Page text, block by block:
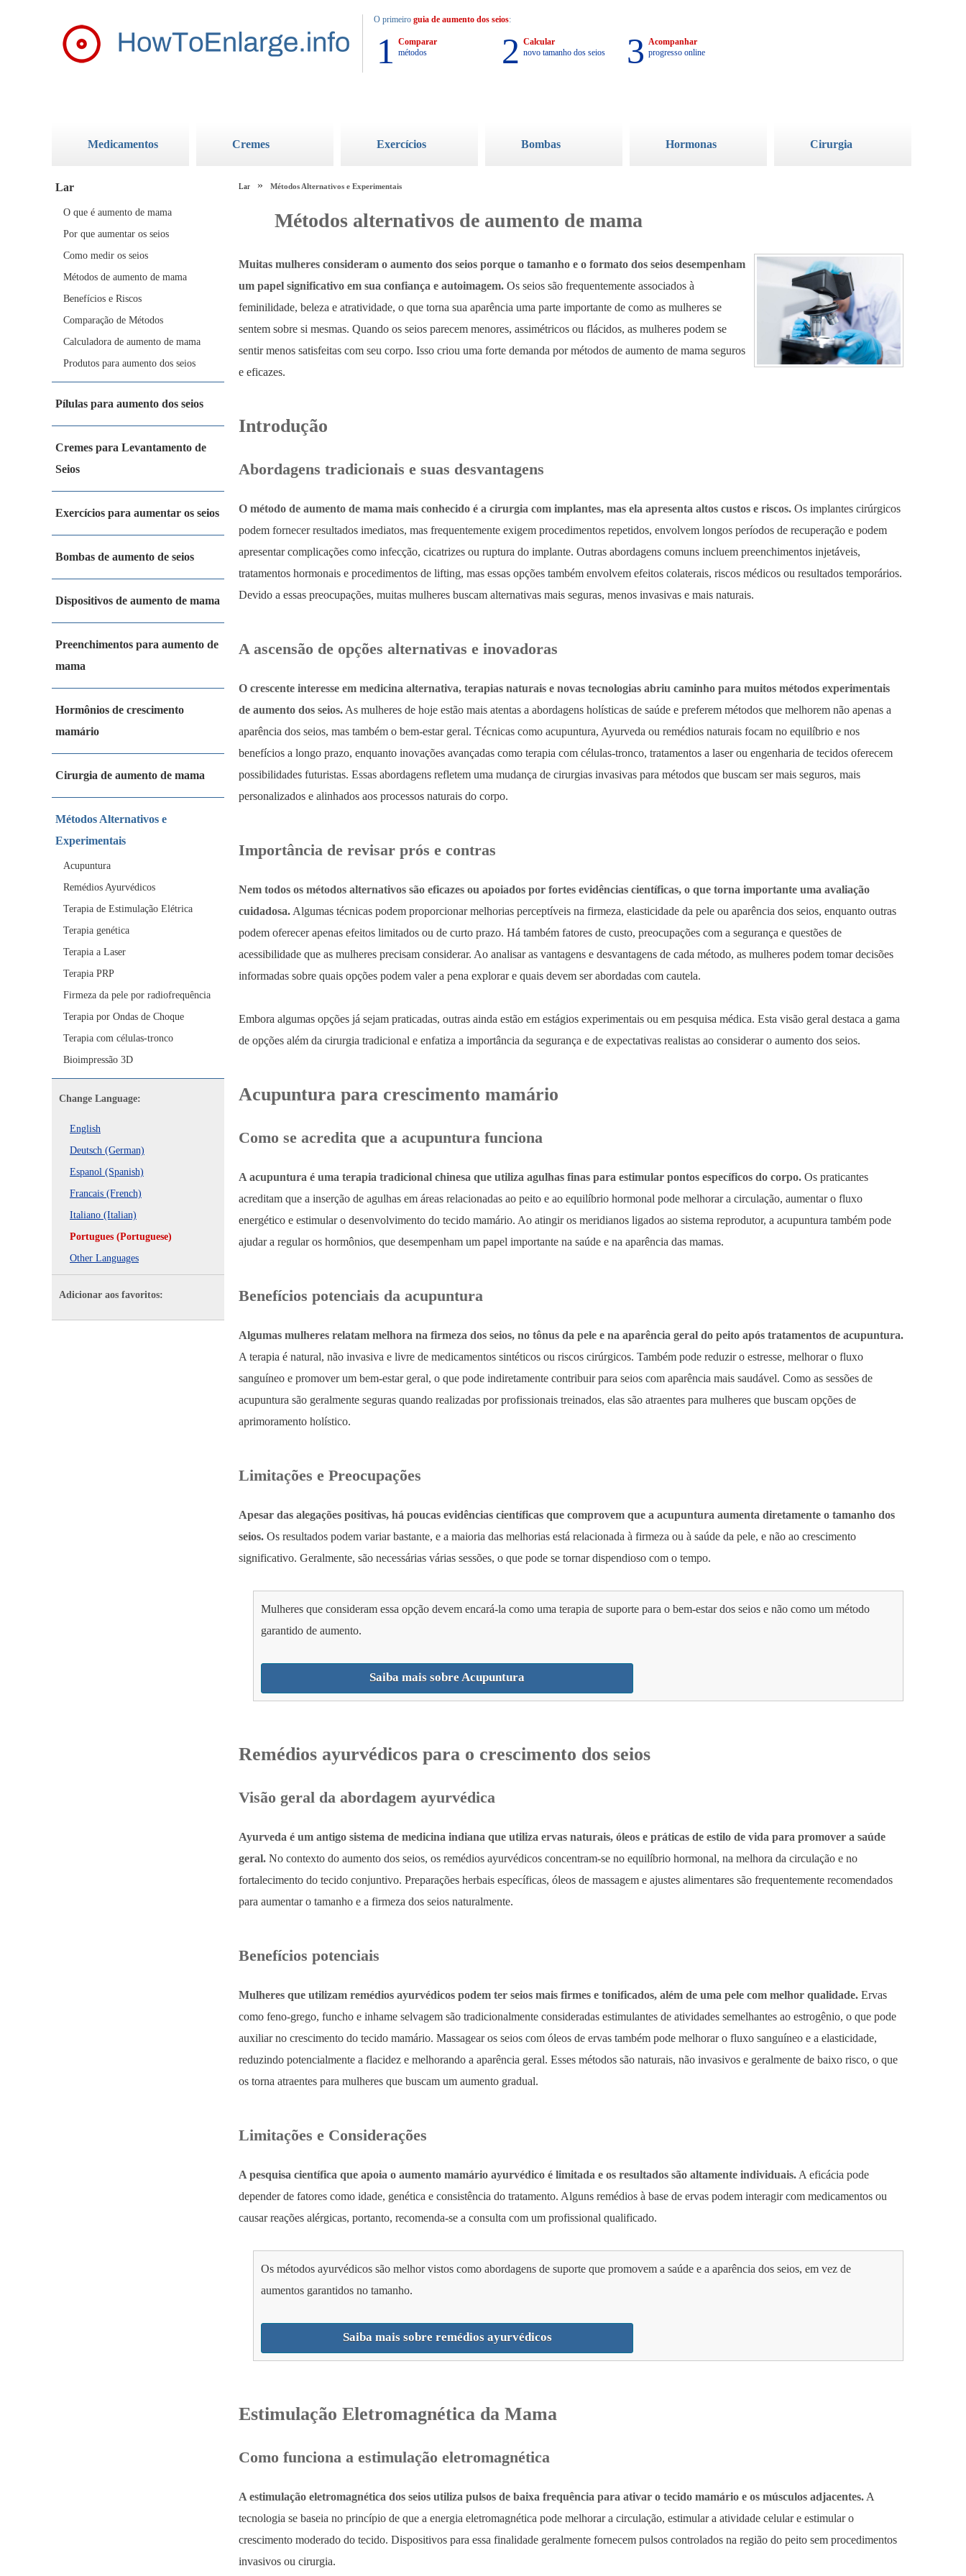
O primeiro guia de aumento dos seios:
1 Comparar
métodos
2 Calcular
novo tamanho dos seios
3 Acompanhar
progresso online
Medicamentos Cremes Exercícios Bombas Hormonas Cirurgia
Lar
O que é aumento de mama
Por que aumentar os seios
Como medir os seios
Métodos de aumento de mama
Benefícios e Riscos
Comparação de Métodos
Calculadora de aumento de mama
Produtos para aumento dos seios
Pílulas para aumento dos seios
Cremes para Levantamento de
Seios
Exercícios para aumentar os seios
Bombas de aumento de seios
Dispositivos de aumento de mama
Preenchimentos para aumento de
mama
Hormônios de crescimento
mamário
Cirurgia de aumento de mama
Métodos Alternativos e
Experimentais
Acupuntura
Remédios Ayurvédicos
Terapia de Estimulação Elétrica
Terapia genética
Terapia a Laser
Terapia PRP
Firmeza da pele por radiofrequência
Terapia por Ondas de Choque
Terapia com células-tronco
Bioimpressão 3D
Change Language:
English
Deutsch (German)
Espanol (Spanish)
Francais (French)
Italiano (Italian)
Portugues (Portuguese)
Other Languages
Adicionar aos favoritos:
Lar Métodos Alternativos e Experimentais
Métodos alternativos de aumento de mama
Muitas mulheres consideram o aumento dos seios porque o tamanho e o formato dos seios desempenham
um papel significativo em sua confiança e autoimagem. Os seios são frequentemente associados à
feminilidade, beleza e atratividade, o que torna sua aparência uma parte importante de como as mulheres se
sentem sobre si mesmas. Quando os seios parecem menores, assimétricos ou flácidos, as mulheres podem se
sentir menos satisfeitas com seu corpo. Isso criou uma forte demanda por métodos de aumento de mama seguros
e eficazes.
Introdução
Abordagens tradicionais e suas desvantagens
O método de aumento de mama mais conhecido é a cirurgia com implantes, mas ela apresenta altos custos e riscos. Os implantes cirúrgicos
podem fornecer resultados imediatos, mas frequentemente exigem procedimentos repetidos, envolvem longos períodos de recuperação e podem
apresentar complicações como infecção, cicatrizes ou ruptura do implante. Outras abordagens comuns incluem preenchimentos injetáveis,
tratamentos hormonais e procedimentos de lifting, mas essas opções também envolvem efeitos colaterais, riscos médicos ou resultados temporários.
Devido a essas preocupações, muitas mulheres buscam alternativas mais seguras, menos invasivas e mais naturais.
A ascensão de opções alternativas e inovadoras
O crescente interesse em medicina alternativa, terapias naturais e novas tecnologias abriu caminho para muitos métodos experimentais
de aumento dos seios. As mulheres de hoje estão mais atentas a abordagens holísticas de saúde e preferem métodos que melhorem não apenas a
aparência dos seios, mas também o bem-estar geral. Técnicas como acupuntura, Ayurveda ou remédios naturais focam no equilíbrio e nos
benefícios a longo prazo, enquanto inovações avançadas como terapia com células-tronco, tratamentos a laser ou engenharia de tecidos oferecem
possibilidades futuristas. Essas abordagens refletem uma mudança de cirurgias invasivas para métodos que buscam ser mais seguros, mais
personalizados e alinhados aos processos naturais do corpo.
Importância de revisar prós e contras
Nem todos os métodos alternativos são eficazes ou apoiados por fortes evidências científicas, o que torna importante uma avaliação
cuidadosa. Algumas técnicas podem proporcionar melhorias perceptíveis na firmeza, elasticidade da pele ou aparência dos seios, enquanto outras
podem oferecer apenas efeitos limitados ou de curto prazo. Há também fatores de custo, preocupações com a segurança e questões de
acessibilidade que as mulheres precisam considerar. Ao analisar as vantagens e desvantagens de cada método, as mulheres podem tomar decisões
informadas sobre quais opções podem valer a pena explorar e quais devem ser abordadas com cautela.
Embora algumas opções já sejam praticadas, outras ainda estão em estágios experimentais ou em pesquisa médica. Esta visão geral destaca a gama
de opções além da cirurgia tradicional e enfatiza a importância da segurança e de expectativas realistas ao considerar o aumento dos seios.
Acupuntura para crescimento mamário
Como se acredita que a acupuntura funciona
A acupuntura é uma terapia tradicional chinesa que utiliza agulhas finas para estimular pontos específicos do corpo. Os praticantes
acreditam que a inserção de agulhas em áreas relacionadas ao peito e ao equilíbrio hormonal pode melhorar a circulação, aumentar o fluxo
energético e estimular o desenvolvimento do tecido mamário. Ao atingir os meridianos ligados ao sistema reprodutor, a acupuntura também pode
ajudar a regular os hormônios, que desempenham um papel importante na saúde e na aparência das mamas.
Benefícios potenciais da acupuntura
Algumas mulheres relatam melhora na firmeza dos seios, no tônus ​​da pele e na aparência geral do peito após tratamentos de acupuntura.
A terapia é natural, não invasiva e livre de medicamentos sintéticos ou riscos cirúrgicos. Também pode reduzir o estresse, melhorar o fluxo
sanguíneo e promover um bem-estar geral, o que pode indiretamente contribuir para seios com aparência mais saudável. Como as sessões de
acupuntura são geralmente seguras quando realizadas por profissionais treinados, elas são atraentes para mulheres que buscam opções de
aprimoramento holístico.
Limitações e Preocupações
Apesar das alegações positivas, há poucas evidências científicas que comprovem que a acupuntura aumenta diretamente o tamanho dos
seios. Os resultados podem variar bastante, e a maioria das melhorias está relacionada à firmeza ou à saúde da pele, e não ao crescimento
significativo. Geralmente, são necessárias várias sessões, o que pode se tornar dispendioso com o tempo.
Mulheres que consideram essa opção devem encará-la como uma terapia de suporte para o bem-estar dos seios e não como um método
garantido de aumento.
Saiba mais sobre Acupuntura
Remédios ayurvédicos para o crescimento dos seios
Visão geral da abordagem ayurvédica
Ayurveda é um antigo sistema de medicina indiana que utiliza ervas naturais, óleos e práticas de estilo de vida para promover a saúde
geral. No contexto do aumento dos seios, os remédios ayurvédicos concentram-se no equilíbrio hormonal, na melhora da circulação e no
fortalecimento do tecido conjuntivo. Preparações herbais específicas, óleos de massagem e ajustes alimentares são frequentemente recomendados
para aumentar o tamanho e a firmeza dos seios naturalmente.
Benefícios potenciais
Mulheres que utilizam remédios ayurvédicos podem ter seios mais firmes e tonificados, além de uma pele com melhor qualidade. Ervas
como feno-grego, funcho e inhame selvagem são tradicionalmente consideradas estimulantes de atividades semelhantes ao estrogênio, o que pode
auxiliar no crescimento do tecido mamário. Massagear os seios com óleos de ervas também pode melhorar o fluxo sanguíneo e a elasticidade,
reduzindo potencialmente a flacidez e melhorando a aparência geral. Esses métodos são naturais, não invasivos e geralmente de baixo risco, o que
os torna atraentes para mulheres que buscam um aumento gradual.
Limitações e Considerações
A pesquisa científica que apoia o aumento mamário ayurvédico é limitada e os resultados são altamente individuais. A eficácia pode
depender de fatores como idade, genética e consistência do tratamento. Alguns remédios à base de ervas podem interagir com medicamentos ou
causar reações alérgicas, portanto, recomenda-se a consulta com um profissional qualificado.
Os métodos ayurvédicos são melhor vistos como abordagens de suporte que promovem a saúde e a aparência dos seios, em vez de
aumentos garantidos no tamanho.
Saiba mais sobre remédios ayurvédicos
Estimulação Eletromagnética da Mama
Como funciona a estimulação eletromagnética
A estimulação eletromagnética dos seios utiliza pulsos de baixa frequência para ativar o tecido mamário e os músculos adjacentes. A
tecnologia se baseia no princípio de que a energia eletromagnética pode melhorar a circulação, estimular a atividade celular e estimular o
crescimento moderado do tecido. Dispositivos para essa finalidade geralmente fornecem pulsos controlados na região do peito sem procedimentos
invasivos ou cirurgia.